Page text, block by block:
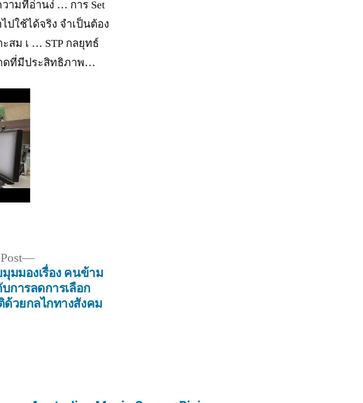
ามที่อ่านง่ … การ Set
ปใช้ได้จริง จำเป็นต้อง
สม เ … STP กลยุทธ์
ดที่มีประสิทธิภาพ…
Next
post:
มมองเรื่อง คนข้าม
บการลดการเลือก
วยกลไกทางสังคม